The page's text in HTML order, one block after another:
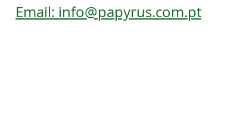
Email: info@papyrus.com.pt